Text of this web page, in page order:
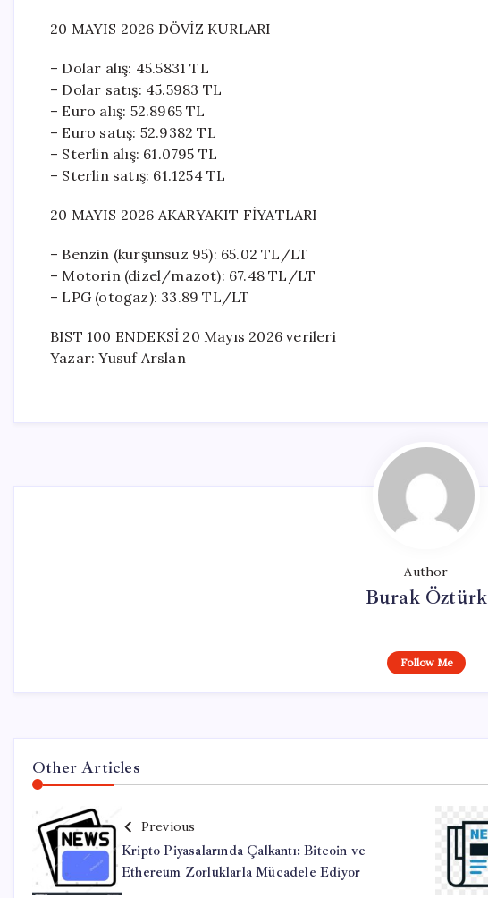
20 MAYIS 2026 DÖVİZ KURLARI
– Dolar alış: 45.5831 TL
– Dolar satış: 45.5983 TL
– Euro alış: 52.8965 TL
– Euro satış: 52.9382 TL
– Sterlin alış: 61.0795 TL
– Sterlin satış: 61.1254 TL
20 MAYIS 2026 AKARYAKIT FİYATLARI
– Benzin (kurşunsuz 95): 65.02 TL/LT
– Motorin (dizel/mazot): 67.48 TL/LT
– LPG (otogaz): 33.89 TL/LT
BIST 100 ENDEKSİ 20 Mayıs 2026 verileri
Yazar: Yusuf Arslan
Author
Burak Öztürk
Follow Me
Other Articles
Previous
Kripto Piyasalarında Çalkantı: Bitcoin ve
Ethereum Zorluklarla Mücadele Ediyor